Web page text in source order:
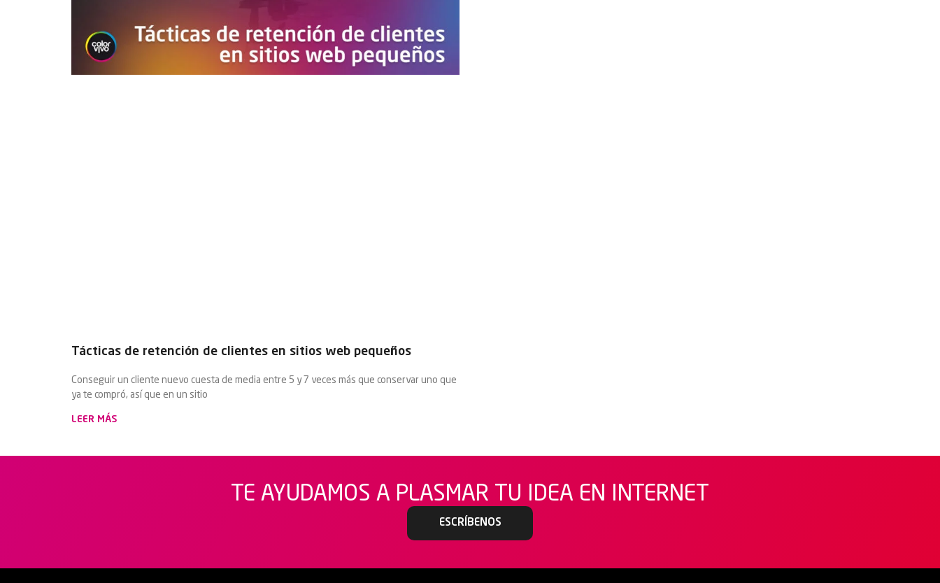
Tácticas de retención de clientes en sitios web pequeños
Conseguir un cliente nuevo cuesta de media entre 5 y 7 veces más que conservar uno que
ya te compró, así que en un sitio
LEER MÁS
TE AYUDAMOS A PLASMAR TU IDEA EN INTERNET
ESCRÍBENOS